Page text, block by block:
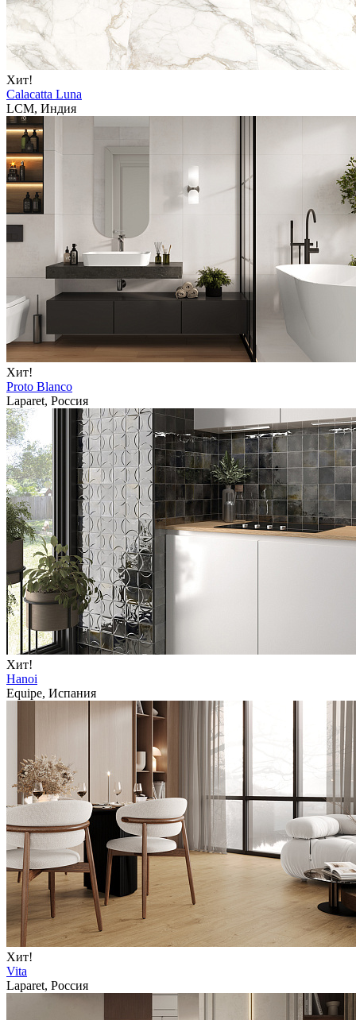
Хит!
Calacatta Luna
LCM, Индия
Хит!
Proto Blanco
Laparet, Россия
Хит!
Hanoi
Equipe, Испания
Хит!
Vita
Laparet, Россия